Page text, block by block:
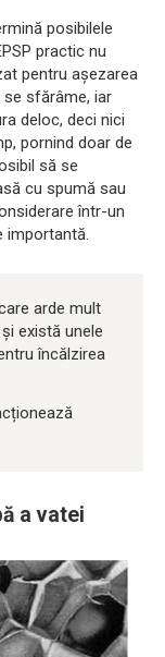
posibilele
practic nu
pentru așezarea
se sfărâme, iar
deloc, deci nici
pornind doar de
să se
cu spumă sau
într-un
importantă.
arde mult
există unele
încălzirea
a vatei